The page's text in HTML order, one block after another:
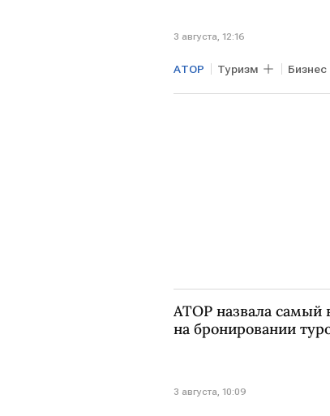
3 августа, 12:16
АТОР Туризм Бизнес
АТОР назвала самый
на бронировании
3 августа, 10:09